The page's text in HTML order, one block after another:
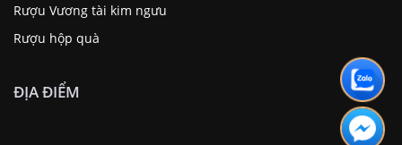
Rượu Vương tài kim ngưu
Rượu hộp quà
ĐỊA ĐIỂM